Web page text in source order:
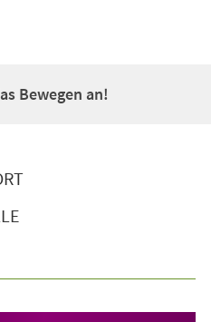
Bewegen an!